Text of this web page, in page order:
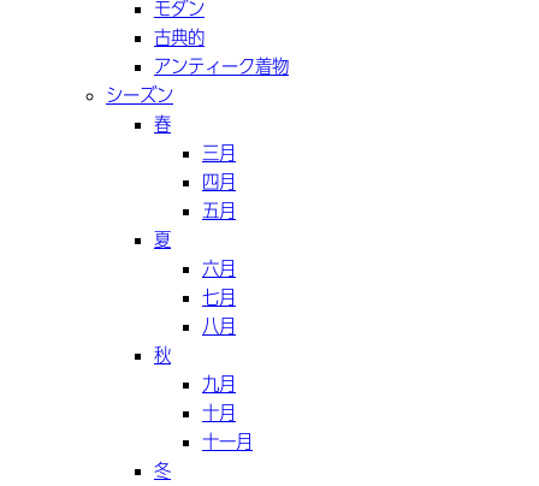
モダン
古典的
アンティーク着物
シーズン
春
三月
四月
五月
夏
六月
七月
八月
秋
九月
十月
十一月
冬